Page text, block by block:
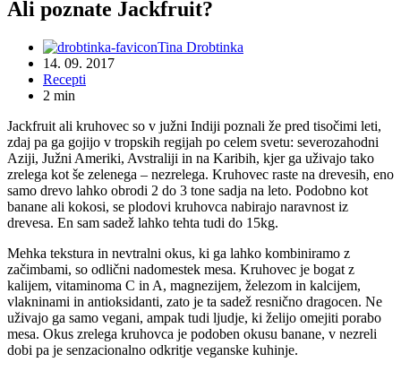
Ali poznate Jackfruit?
Tina Drobtinka
14. 09. 2017
Recepti
2 min
Jackfruit ali kruhovec so v južni Indiji poznali že pred tisočimi leti,
zdaj pa ga gojijo v tropskih regijah po celem svetu: severozahodni
Aziji, Južni Ameriki, Avstraliji in na Karibih, kjer ga uživajo tako
zrelega kot še zelenega – nezrelega. Kruhovec raste na drevesih, eno
samo drevo lahko obrodi 2 do 3 tone sadja na leto. Podobno kot
banane ali kokosi, se plodovi kruhovca nabirajo naravnost iz
drevesa. En sam sadež lahko tehta tudi do 15kg.
Mehka tekstura in nevtralni okus, ki ga lahko kombiniramo z
začimbami, so odlični nadomestek mesa. Kruhovec je bogat z
kalijem, vitaminoma C in A, magnezijem, železom in kalcijem,
vlakninami in antioksidanti, zato je ta sadež resnično dragocen. Ne
uživajo ga samo vegani, ampak tudi ljudje, ki želijo omejiti porabo
mesa. Okus zrelega kruhovca je podoben okusu banane, v nezreli
dobi pa je senzacionalno odkritje veganske kuhinje.